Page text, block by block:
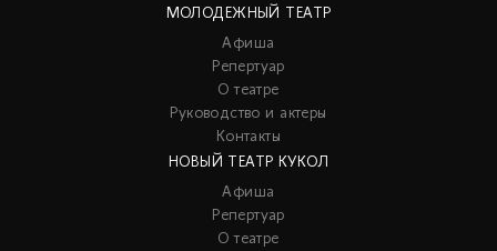
МОЛОДЕЖНЫЙ ТЕАТР
Афиша
Репертуар
О театре
Руководство и актеры
Контакты
НОВЫЙ ТЕАТР КУКОЛ
Афиша
Репертуар
О театре